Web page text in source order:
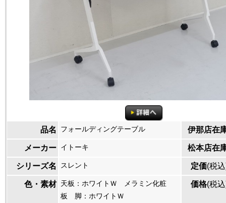
品名 フォールディングテーブル 伊那店在
メーカー イトーキ 松本店在
シリーズ名 スレント 定価(税
色・素材 天板：ホワイトＷ メラミン化粧
板 脚：ホワイトＷ
価格(税